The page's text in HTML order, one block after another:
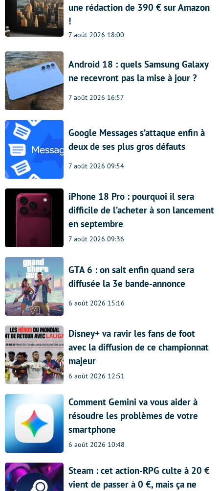
une rédaction de 390 € sur Amazon
!
7 août 2026 18:00
Android 18 : quels Samsung Galaxy
ne recevront pas la mise à jour ?
7 août 2026 16:57
Google Messages s’attaque enfin à
deux de ses plus gros défauts
7 août 2026 09:54
iPhone 18 Pro : pourquoi il sera
difficile de l’acheter à son lancement
en septembre
7 août 2026 09:36
GTA 6 : on sait enfin quand sera
diffusée la 3e bande-annonce
6 août 2026 15:16
Disney+ va ravir les fans de foot
avec la diffusion de ce championnat
majeur
6 août 2026 12:51
Comment Gemini va vous aider à
résoudre les problèmes de votre
smartphone
6 août 2026 10:48
Steam : cet action-RPG culte à 20 €
vient de passer à 0 €, mais ça ne